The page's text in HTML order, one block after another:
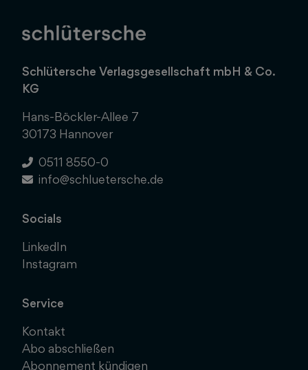
Schlütersche Verlagsgesellschaft mbH & Co.
KG
Hans-Böckler-Allee 7
30173 Hannover
0511 8550-0
info@schluetersche.de
Socials
LinkedIn
Instagram
Service
Kontakt
Abo abschließen
Abonnement kündigen